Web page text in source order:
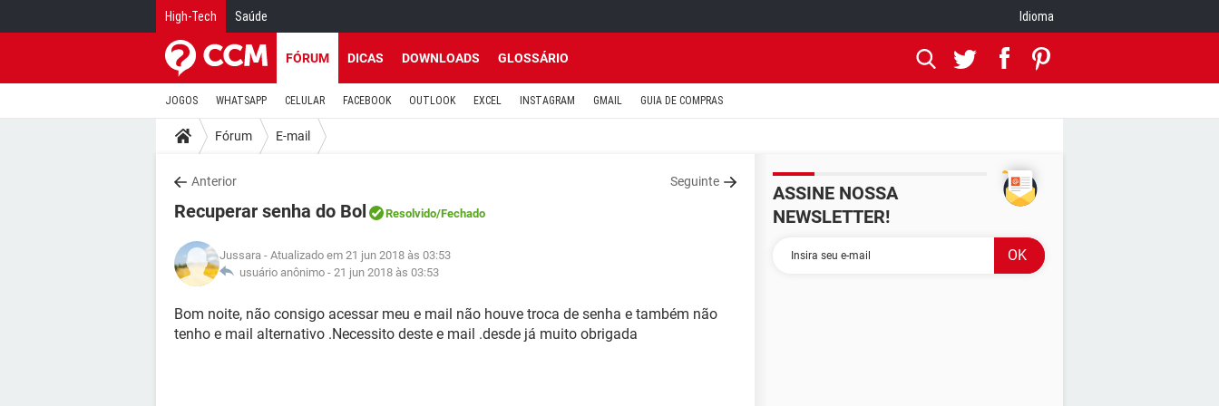
High-Tech Saúde Idioma
FÓRUM DICAS DOWNLOADS GLOSSÁRIO
JOGOS WHATSAPP CELULAR FACEBOOK OUTLOOK EXCEL INSTAGRAM GMAIL GUIA DE COMPRAS
Fórum E-mail
Anterior Seguinte
Recuperar senha do Bol Resolvido/Fechado
Jussara - Atualizado em 21 jun 2018 às 03:53
usuário anônimo - 21 jun 2018 às 03:53
Bom noite, não consigo acessar meu e mail não houve troca de senha e também não
tenho e mail alternativo .Necessito deste e mail .desde já muito obrigada
ASSINE NOSSA
NEWSLETTER!